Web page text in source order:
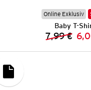
Online Exklusiv
Baby T-
7,99 €